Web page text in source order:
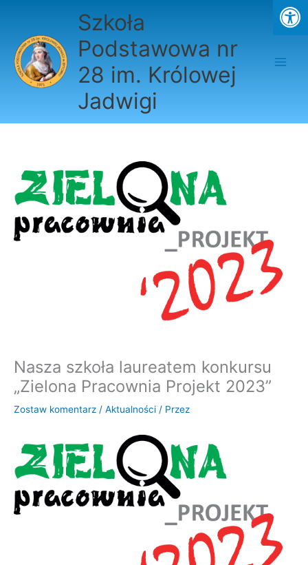
Szkoła
Podstawowa nr
28 im. Królowej
Jadwigi
Nasza szkoła laureatem konkursu
„Zielona Pracownia Projekt 2023”
Zostaw komentarz / Aktualności / Przez